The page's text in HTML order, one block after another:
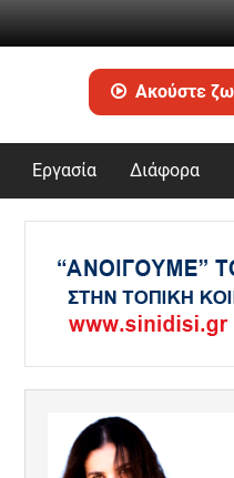
Ακούστε
Εργασία Διάφορα